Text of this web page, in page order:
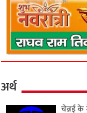
अर्थ
चेन्नई के